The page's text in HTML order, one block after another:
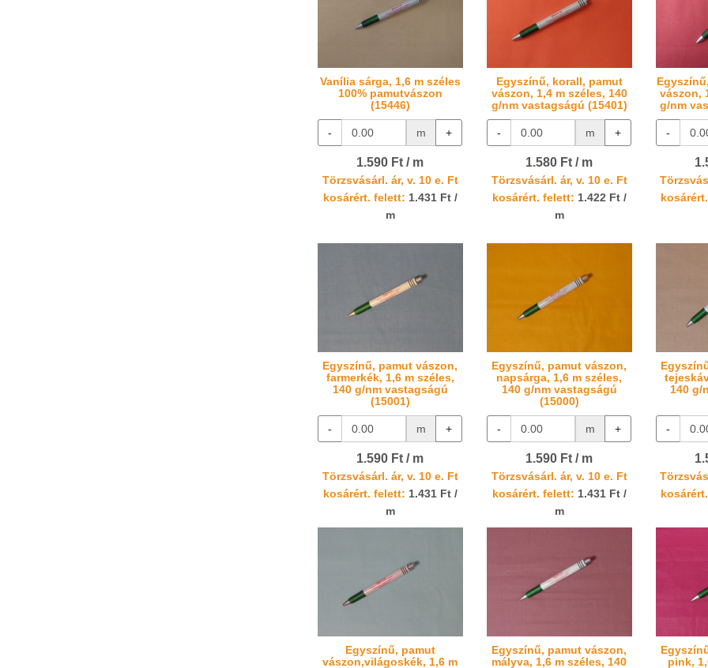
Vanília sárga, 1,6 m széles
100% pamutvászon
(15446)
- m +
1.590 Ft / m
Törzsvásárl. ár, v. 10 e. Ft
kosárért. felett: 1.431 Ft /
m
Egyszínű, korall, pamut
vászon, 1,4 m széles, 140
g/nm vastagságú (15401)
- m +
1.580 Ft / m
Törzsvásárl. ár, v. 10 e. Ft
kosárért. felett: 1.422 Ft /
m
vászon,
g/nm
-
Egyszínű, pamut vászon,
farmerkék, 1,6 m széles,
140 g/nm vastagságú
(15001)
- m +
1.590 Ft / m
Törzsvásárl. ár, v. 10 e. Ft
kosárért. felett: 1.431 Ft /
m
Egyszínű, pamut vászon,
napsárga, 1,6 m széles,
140 g/nm vastagságú
(15000)
- m +
1.590 Ft / m
Törzsvásárl. ár, v. 10 e. Ft
kosárért. felett: 1.431 Ft /
m
140 g/
-
Egyszínű, pamut
vászon,világoskék, 1,6 m
Egyszínű, pamut vászon,
mályva, 1,6 m széles, 140
pink,